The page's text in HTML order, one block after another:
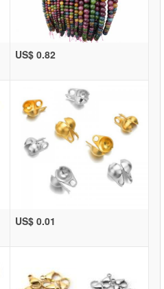
US$ 0.82
US$ 0.01